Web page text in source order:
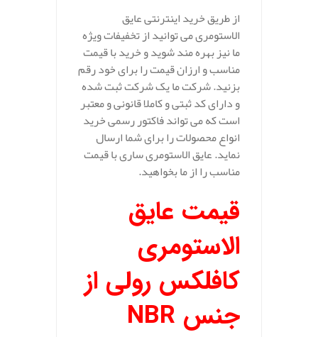
از طریق خرید اینترنتی عایق
الاستومری می توانید از تخفیفات ویژه
ما نیز بهره مند شوید و خرید با قیمت
مناسب و ارزان قیمت را برای خود رقم
بزنید. شرکت ما یک شرکت ثبت شده
و دارای کد ثبتی و کاملا قانونی و معتبر
است که می تواند فاکتور رسمی خرید
انواع محصولات را برای شما ارسال
نماید. عایق الاستومری ساری با قیمت
مناسب را از ما بخواهید.
قیمت عایق
الاستومری
کافلکس رولی از
جنس NBR